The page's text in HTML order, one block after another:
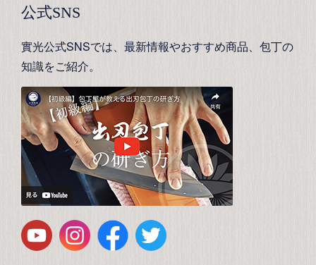
公式SNS
實光公式SNSでは、最新情報やおすすめ商品、包丁の
知識をご紹介。